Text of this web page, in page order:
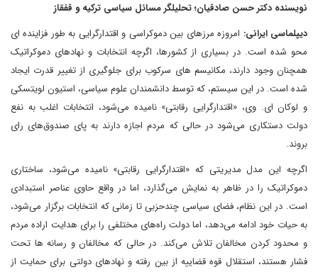
نویسنده دکتر حسن صادقیان؛ تحلیلگر مسائل سیاسی ترکیه و قفقاز
دیپلماسی ایرانی: امروزه مرزهای بین دموکراسی و اقتدارگرایی به طور فزاینده ای
محو شده است. در بسیاری از کشورها، اگرچه انتخابات و نهادهای دموکراتیک
همچنان وجود دارند، مکانیسم های سرکوب برای جلوگیری از تغییر قدرت ایجاد
شده است. در این سیستم، که توسط دانشمندان علوم سیاسی، استیون لویتسکی
و لوکان ای. وی، «اقتدارگرایی رقابتی» نامیده می‌شود، انتخابات اغلب به نفع
دولت دستکاری می‌شود در حالی که مردم اجازه دارند به پای صندوق‌های رای
بروند.
اگرچه این مدل مدیریتی که «اقتدارگرایی رقابتی» نامیده می‌شود، ساختاری
دموکراتیک را در ظاهر به نمایش می‌گذارد، اما در واقع حاوی عناصر استبدادی
است. در این نظام، فضای سیاسی چندحزبی تا زمانی که انتخابات برگزار می‌شود،
به حیات خود ادامه می‌دهد، اما دولت راه‌های مختلفی را برای هدایت اراده مردم
و محدود کردن مخالفان تلاش می‌کند. در حالی که مخالفان و رسانه ها تحت
فشار هستند، استقلال قوه قضاییه از بین رفته و نهادهای دولتی برای حمایت از